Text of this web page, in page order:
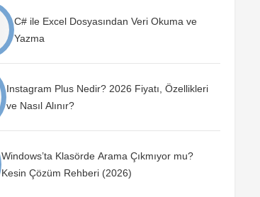
C# ile Excel Dosyasından Veri Okuma ve
Yazma
Instagram Plus Nedir? 2026 Fiyatı, Özellikleri
ve Nasıl Alınır?
Windows’ta Klasörde Arama Çıkmıyor mu?
Kesin Çözüm Rehberi (2026)